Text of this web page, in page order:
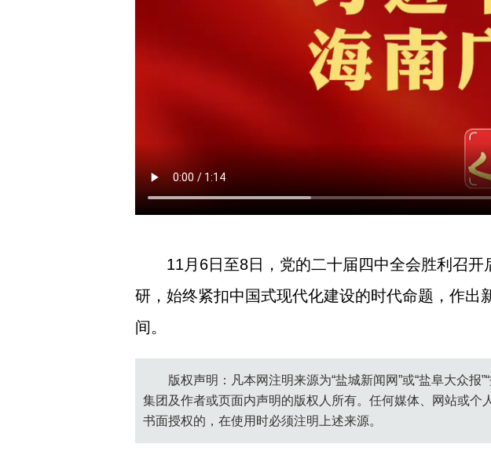
11月6日至8日，党的二十届四中全会胜利召
研，始终紧扣中国式现代化建设的时代命题，作
间。
版权声明：凡本网注明来源为“盐城新闻网”或“盐阜大众
集团及作者或页面内声明的版权人所有。任何媒体、网站或
书面授权的，在使用时必须注明上述来源。